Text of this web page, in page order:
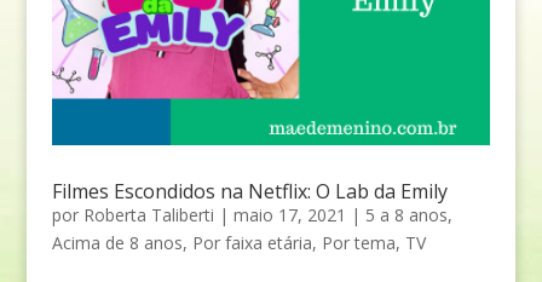
Filmes Escondidos na Netflix: O Lab da Emily
por Roberta Taliberti | maio 17, 2021 | 5 a 8 anos,
Acima de 8 anos, Por faixa etária, Por tema, TV